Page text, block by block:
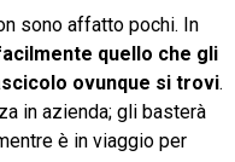
sono affatto pochi. In
quello che gli
ovunque si trovi.
in azienda; gli basterà
è in viaggio per